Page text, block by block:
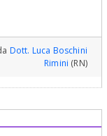
Dott. Luca Boschini
Rimini (RN)